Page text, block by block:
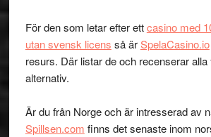
För den som letar efter ettcasino med
utan svensk licens så ärSpelaCasino.io
resurs. Där listar de och recenserar alla
alternativ.
Är du från Norge och är intresserad av
Spillsen.com finns det senaste inom